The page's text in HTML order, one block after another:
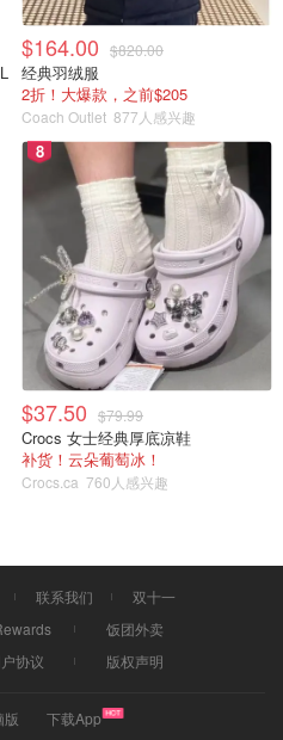
迷你小游戏（mini games），
戏趣味性很强，而且有几十上
概2分钟左右。所以，玩这
觉得很有意思。任天堂专门
这些小游戏，真的太懂玩家
无穷乐趣。我们聚会一起玩过
购这款游戏啦！
$164.00 $820.00
经典羽绒服
2折！大爆款，之前$205
Coach Outlet 877人感兴趣
8
$37.50 $79.99
Crocs 女士经典厚底凉鞋
补货！云朵葡萄冰！
Crocs.ca 760人感兴趣
联系我们
双十一
饭团外卖
协议 版权声明
版 下载App